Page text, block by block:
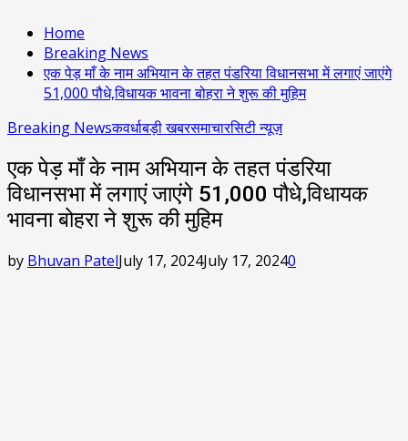
Home
Breaking News
एक पेड़ माँ के नाम अभियान के तहत पंडरिया विधानसभा में लगाएं जाएंगे
51,000 पौधे,विधायक भावना बोहरा ने शुरू की मुहिम
Breaking Newsकवर्धाबड़ी खबरसमाचारसिटी न्यूज़
एक पेड़ माँ के नाम अभियान के तहत पंडरिया
विधानसभा में लगाएं जाएंगे 51,000 पौधे,विधायक
भावना बोहरा ने शुरू की मुहिम
by Bhuvan PatelJuly 17, 2024July 17, 20240